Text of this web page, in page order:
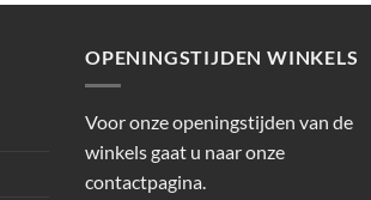
OPENINGSTIJDEN WINKELS
Voor onze openingstijden van de
winkels gaat u naar onze
contactpagina.